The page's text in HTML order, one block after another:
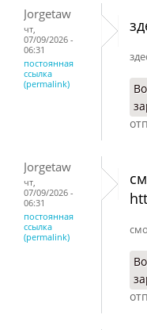
Jorgetaw
чт,
07/09/2026 -
06:31
постоянная
ссылка
(permalink)
Jorgetaw
чт,
07/09/2026 -
06:31
постоянная
ссылка
(permalink)